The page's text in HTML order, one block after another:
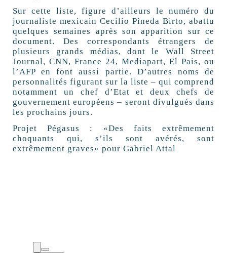
Sur cette liste, figure d’ailleurs le numéro du
journaliste mexicain Cecilio Pineda Birto, abattu
quelques semaines après son apparition sur ce
document. Des correspondants étrangers de
plusieurs grands médias, dont le Wall Street
Journal, CNN, France 24, Mediapart, El Pais, ou
l’AFP en font aussi partie. D’autres noms de
personnalités figurant sur la liste – qui comprend
notamment un chef d’Etat et deux chefs de
gouvernement européens – seront divulgués dans
les prochains jours.
Projet Pégasus : «Des faits extrêmement
choquants qui, s’ils sont avérés, sont
extrêmement graves» pour Gabriel Attal